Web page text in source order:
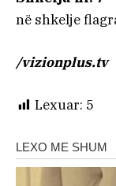
në shkelje
/vizionplus.tv
Lexuar: 5